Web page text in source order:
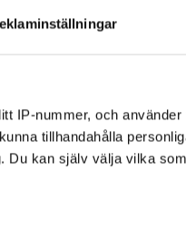
IP-nummer, och
tillhandahålla
kan själv välja vilka